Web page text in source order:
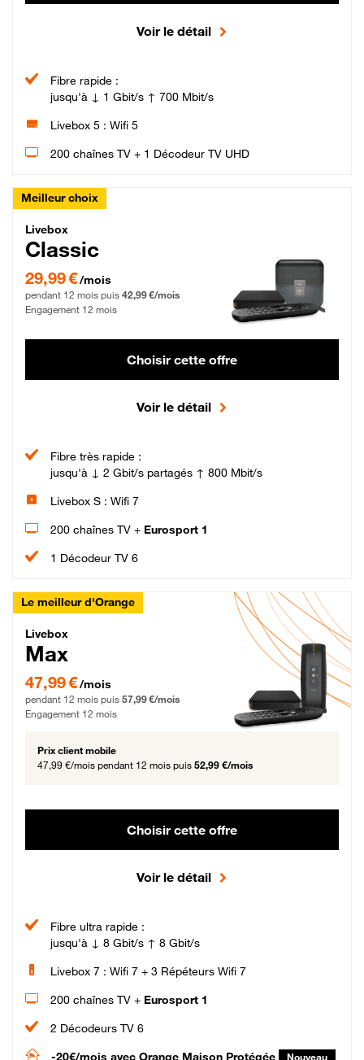
Voir le détail
Fibre rapide :
jusqu'à ↓ 1 Gbit/s ↑ 700 Mbit/s
Livebox 5 : Wifi 5
200 chaînes TV + 1 Décodeur TV UHD
Meilleur choix
Livebox Classic Fibre
Livebox
Classic
29,99 € par mois pendant 12 mois puis 42,99 € par mois, Engagement 12 mois
29,99 €/mois
pendant 12 mois puis 42,99 €/mois
Engagement 12 mois
Choisir cette offre
Voir le détail
Fibre très rapide :
jusqu'à ↓ 2 Gbit/s partagés ↑ 800 Mbit/s
Livebox S : Wifi 7
200 chaînes TV + Eurosport 1
1 Décodeur TV 6
Le meilleur d'Orange
Livebox Max Fibre
Livebox
Max
47,99 € par mois pendant 12 mois puis 57,99 € par mois, Engagement 12 mois
47,99 €/mois
pendant 12 mois puis 57,99 €/mois
Engagement 12 mois
Prix client mobile
47,99 €/mois pendant 12 mois puis 52,99 €/mois
Choisir cette offre
Voir le détail
Fibre ultra rapide :
jusqu'à ↓ 8 Gbit/s ↑ 8 Gbit/s
Livebox 7 : Wifi 7 + 3 Répéteurs Wifi 7
200 chaînes TV + Eurosport 1
2 Décodeurs TV 6
-20€/mois avec Orange Maison Protégée Nouveau